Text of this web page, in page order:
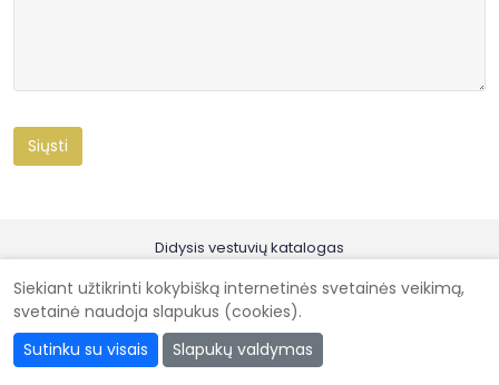
Didysis vestuvių katalogas
Siekiant užtikrinti kokybišką internetinės svetainės veikimą,
svetainė naudoja slapukus (cookies).
Sutinku su visais
Slapukų valdymas